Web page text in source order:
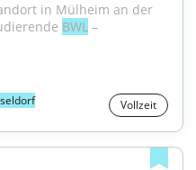
in Mülheim an der
BWL –
Vollzeit